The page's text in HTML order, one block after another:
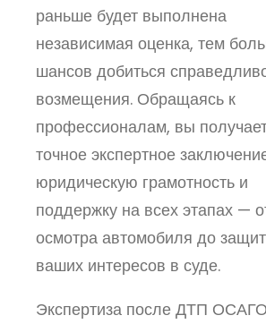
раньше будет выполнена
независимая оценка, тем
шансов добиться
возмещения. Обращаясь к
профессионалам, вы
точное экспертное
юридическую грамотность и
поддержку на всех этапах —
осмотра автомобиля до
ваших интересов в суде.
Экспертиза после ДТП